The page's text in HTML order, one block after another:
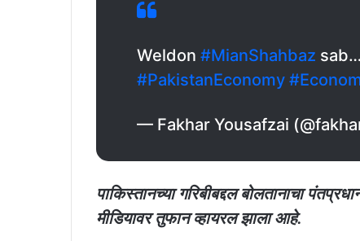
Weldon #MianShahbaz
#PakistanEconomy
— Fakhar Yousafzai
पाकिस्तानच्या गरिबीबद्दल बोलतानाचा
मीडियावर तुफान व्हायरल झाला आहे.